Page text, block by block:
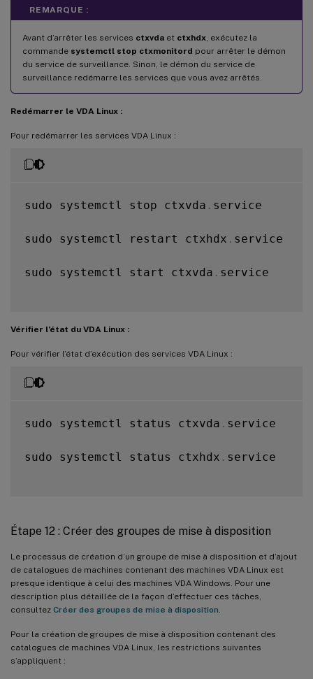
REMARQUE :
Avant d’arrêter les services ctxvda et ctxhdx , exécutez la
commande systemctl stop ctxmonitord pour arrêter le démon
du service de surveillance. Sinon, le démon du service de
surveillance redémarre les services que vous avez arrêtés.
Redémarrer le VDA Linux :
Pour redémarrer les services VDA Linux :
sudo systemctl stop ctxvda . service
sudo systemctl restart ctxhdx . service
sudo systemctl start ctxvda . service
Vérifier l’état du VDA Linux :
Pour vérifier l’état d’exécution des services VDA Linux :
sudo systemctl status ctxvda . service
sudo systemctl status ctxhdx . service
Étape 12 : Créer des groupes de mise à disposition
Le processus de création d’un groupe de mise à disposition et d’ajout
de catalogues de machines contenant des machines VDA Linux est
presque identique à celui des machines VDA Windows. Pour une
description plus détaillée de la façon d’effectuer ces tâches,
consultez Créer des groupes de mise à disposition
Pour la création de groupes de mise à disposition contenant des
catalogues de machines VDA Linux, les restrictions suivantes
s’appliquent :